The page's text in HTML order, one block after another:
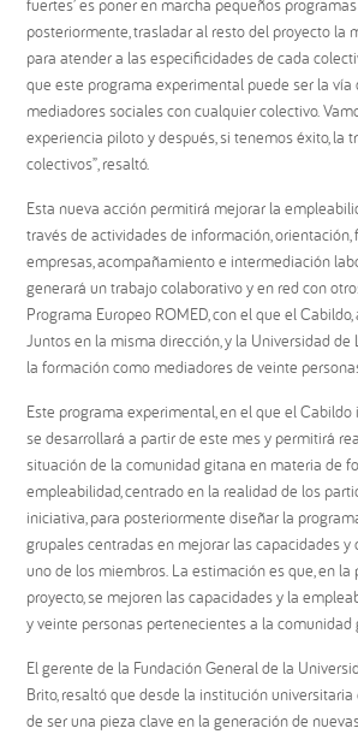
fuertes’ es poner en marcha pequeños
posteriormente, trasladar al resto del proyecto la
para atender a las especificidades de cada
que este programa experimental puede ser la vía
mediadores sociales con cualquier colectivo.
experiencia piloto y después, si tenemos éxito, la
colectivos”, resaltó.
Esta nueva acción permitirá mejorar la
través de actividades de información, orientación,
empresas, acompañamiento e intermediación
generará un trabajo colaborativo y en red con
Programa Europeo ROMED, con el que el
Juntos en la misma dirección, y la Universidad
la formación como mediadores de veinte
Este programa experimental, en el que el
se desarrollará a partir de este mes y permitirá
situación de la comunidad gitana en materia de
empleabilidad, centrado en la realidad de los
iniciativa, para posteriormente diseñar la
grupales centradas en mejorar las capacidades y
uno de los miembros. La estimación es que, en
proyecto, se mejoren las capacidades y la
y veinte personas pertenecientes a la comunidad
El gerente de la Fundación General de la
Brito, resaltó que desde la institución
de ser una pieza clave en la generación de